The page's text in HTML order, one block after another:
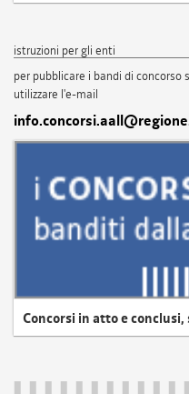
istruzioni per gli enti
per pubblicare i bandi di
utilizzare l'e-mail
Concorsi in atto e